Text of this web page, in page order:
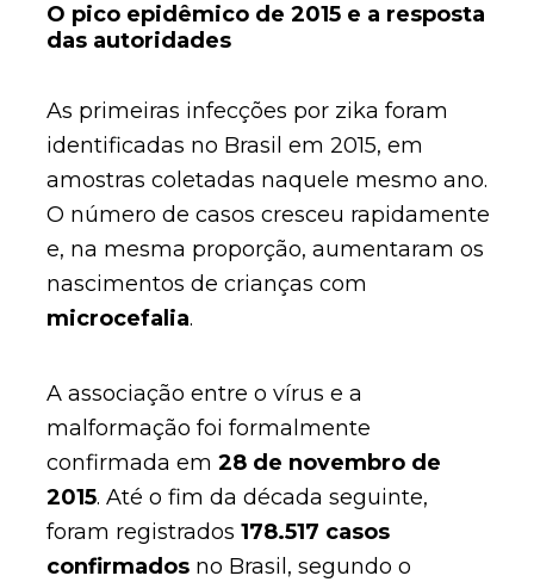
O pico epidêmico de 2015 e a resposta
das autoridades
As primeiras infecções por zika foram
identificadas no Brasil em 2015, em
amostras coletadas naquele mesmo ano.
O número de casos cresceu rapidamente
e, na mesma proporção, aumentaram os
nascimentos de crianças com
microcefalia.
A associação entre o vírus e a
malformação foi formalmente
confirmada em 28 de novembro de
2015. Até o fim da década seguinte,
foram registrados 178.517 casos
confirmadosno Brasil, segundo o